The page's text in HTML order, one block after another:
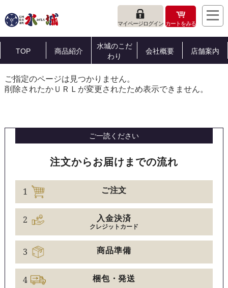
マイページログイン カートをみる
TOP 商品紹介
水城のこだ
わり
会社概要 店舗案内
ご指定のページは見つかりません。
削除されたかＵＲＬが変更されたため表示できません。
ご一読ください
注文からお届けまでの流れ
1 ご注文
2 入金決済
クレジットカード
3 商品準備
4 梱包・発送